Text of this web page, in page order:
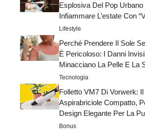
Esplosiva Del Pop Urbano
Infiammare L’estate Con
Lifestyle
Perché Prendere Il Sole
È Pericoloso: I Danni
Minacciano La Pelle E La
Tecnologia
Folletto VM7 Di Vorwerk:
Aspirabriciole Compatto,
Design Elegante Per La
Bonus